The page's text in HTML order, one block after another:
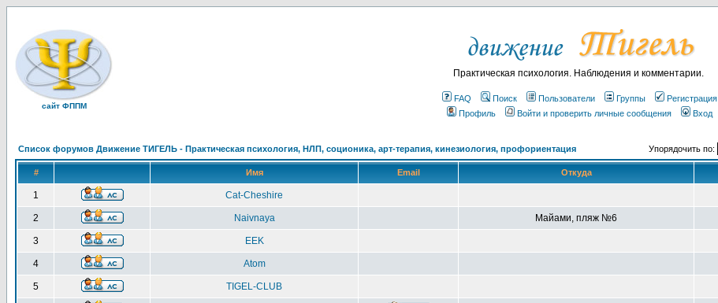
сайт ФППМ
Практическая психология. Наблюдения и комментарии.
FAQ Поиск Пользователи Группы
Регистрация
Профиль
Войти и проверить личные сообщения Вход
Список форумов Движение ТИГЕЛЬ - Практическая психология, НЛП, соционика, арт-терапия, кинезиология, профориентация Упорядочить по:
# Имя Email Откуда
1 Cat-Cheshire
2 Naivnaya Майами, пляж №6
3 EEK
4 Atom
5 TIGEL-CLUB